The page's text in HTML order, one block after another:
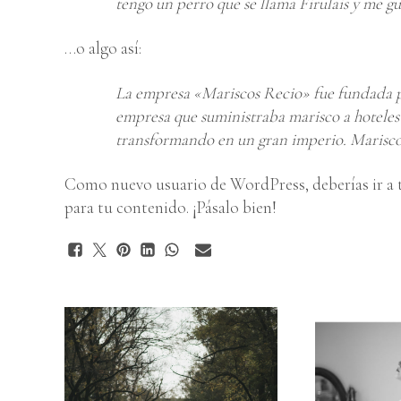
…o algo así:
La empresa «Mariscos Recio» fue
empresa que suministraba marisco a
transformando en un gran imperio.
Como nuevo usuario de WordPress, deberías ir a
para tu contenido. ¡Pásalo bien!